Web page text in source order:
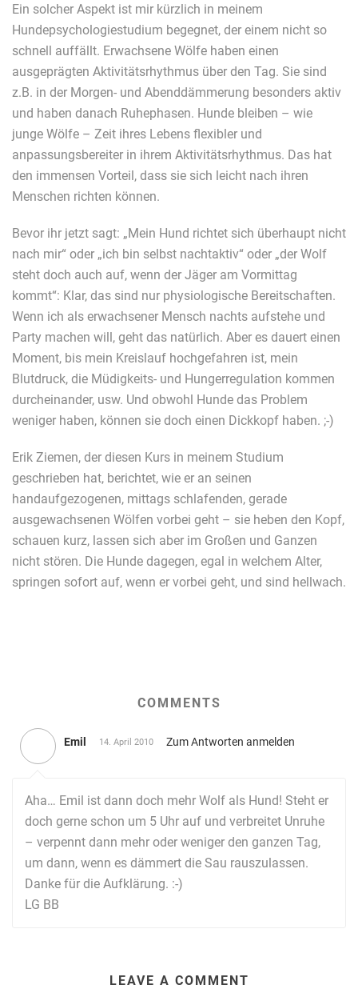
Ein solcher Aspekt ist mir kürzlich in meinem
Hundepsychologiestudium begegnet, der einem nicht so
schnell auffällt. Erwachsene Wölfe haben einen
ausgeprägten Aktivitätsrhythmus über den Tag. Sie sind
z.B. in der Morgen- und Abenddämmerung besonders aktiv
und haben danach Ruhephasen. Hunde bleiben – wie
junge Wölfe – Zeit ihres Lebens flexibler und
anpassungsbereiter in ihrem Aktivitätsrhythmus. Das hat
den immensen Vorteil, dass sie sich leicht nach ihren
Menschen richten können.
Bevor ihr jetzt sagt: „Mein Hund richtet sich überhaupt nicht
nach mir“ oder „ich bin selbst nachtaktiv“ oder „der Wolf
steht doch auch auf, wenn der Jäger am Vormittag
kommt“: Klar, das sind nur physiologische Bereitschaften.
Wenn ich als erwachsener Mensch nachts aufstehe und
Party machen will, geht das natürlich. Aber es dauert einen
Moment, bis mein Kreislauf hochgefahren ist, mein
Blutdruck, die Müdigkeits- und Hungerregulation kommen
durcheinander, usw. Und obwohl Hunde das Problem
weniger haben, können sie doch einen Dickkopf haben. ;-)
Erik Ziemen, der diesen Kurs in meinem Studium
geschrieben hat, berichtet, wie er an seinen
handaufgezogenen, mittags schlafenden, gerade
ausgewachsenen Wölfen vorbei geht – sie heben den Kopf,
schauen kurz, lassen sich aber im Großen und Ganzen
nicht stören. Die Hunde dagegen, egal in welchem Alter,
springen sofort auf, wenn er vorbei geht, und sind hellwach.
COMMENTS
Emil 14. April 2010 Zum Antworten anmelden
Aha… Emil ist dann doch mehr Wolf als Hund! Steht er
doch gerne schon um 5 Uhr auf und verbreitet Unruhe
– verpennt dann mehr oder weniger den ganzen Tag,
um dann, wenn es dämmert die Sau rauszulassen.
Danke für die Aufklärung. :-)
LG BB
LEAVE A COMMENT